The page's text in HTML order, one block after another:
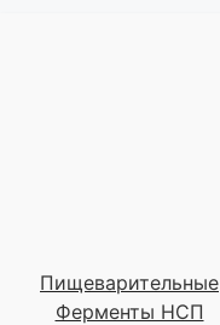
Пищеварительные
Ферменты НСП